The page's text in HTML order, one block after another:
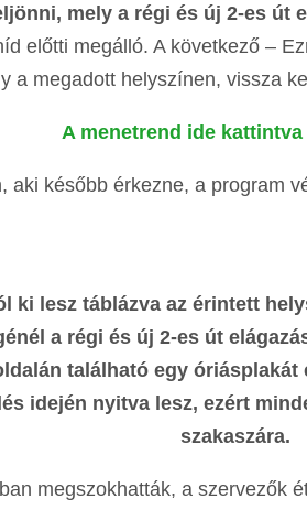
mely a régi és új 2-es út
előtti megálló. A következő –
a megadott helyszínen, vissza
A menetrend ide
aki később érkezne, a program
ki lesz táblázva az érintett
a régi és új 2-es út
található egy
idején nyitva lesz, ezért
szakaszára.
megszokhatták, a szervezők